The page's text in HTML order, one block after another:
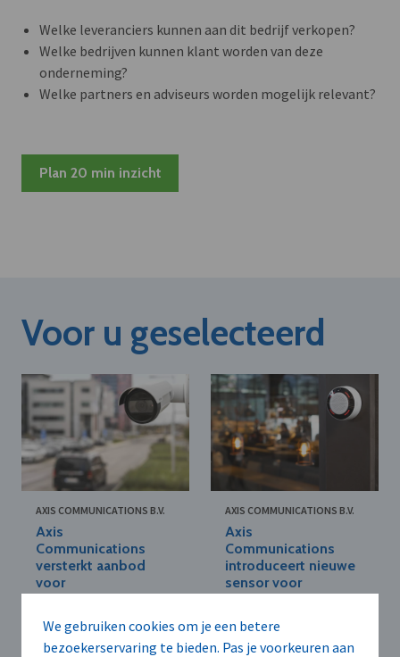
We gebruiken cookies om je een betere
bezoekerservaring te bieden. Pas je voorkeuren aan
Welke leveranciers kunnen aan dit bedrijf verkopen?
Welke bedrijven kunnen klant worden van deze
onderneming?
Welke partners en adviseurs worden mogelijk relevant?
Plan 20 min inzicht
Voor u geselecteerd
AXIS COMMUNICATIONS B.V.
Axis
Communications
versterkt aanbod
voor
Group
AXIS COMMUNICATIONS B.V.
Axis
Communications
introduceert nieuwe
sensor voor
gebouwen